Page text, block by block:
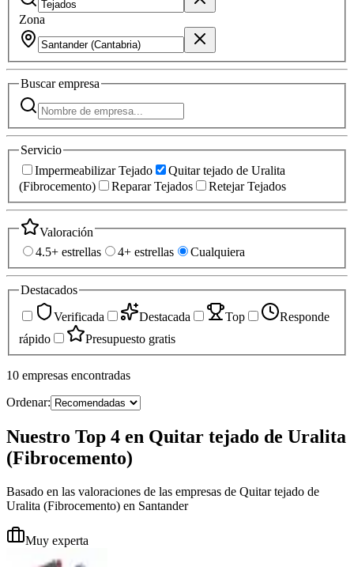
Zona
Buscarempresa
Servicio
Impermeabilizar Tejado
Quitar tejado de Uralita
(Fibrocemento)
Reparar Tejados Retejar Tejados
Valoración
4.5+ estrellas
4+ estrellas Cualquiera
Destacados
Verificada
Destacada Top
Responde
rápido
Presupuesto gratis
10 empresas encontradas
Ordenar:
Nuestro Top 4 en Quitar tejado de Uralita
(Fibrocemento)
Basado en las valoraciones de las empresas de Quitar tejado de
Uralita (Fibrocemento) en Santander
Muy experta